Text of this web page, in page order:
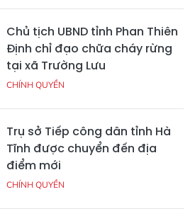
Chủ tịch UBND tỉnh Phan Thiên
Định chỉ đạo chữa cháy rừng
tại xã Trường Lưu
CHÍNH QUYỀN
Trụ sở Tiếp công dân tỉnh Hà
Tĩnh được chuyển đến địa
điểm mới
CHÍNH QUYỀN